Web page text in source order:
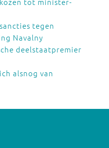
tegen
Navalny
deelstaatpremier
alsnog van